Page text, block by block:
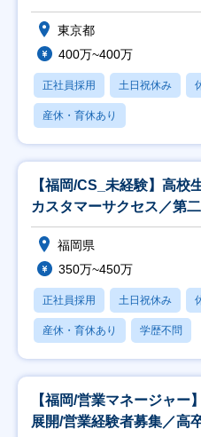
東京都
400万~400万
正社員採用 土日祝休み
産休・育休あり
【福岡/CS_未経験】高校
カスタマーサクセス／第
就活
福岡県
350万~450万
正社員採用 土日祝休み
産休・育休あり 学歴不問
【福岡/営業マネージャー
展開/営業経験者募集／高